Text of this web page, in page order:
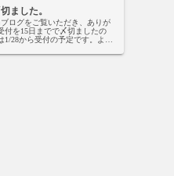
ました。
ログをご覧いただき、ありが
付を15日までで〆切ましたの
28から受付の予定です。よろ